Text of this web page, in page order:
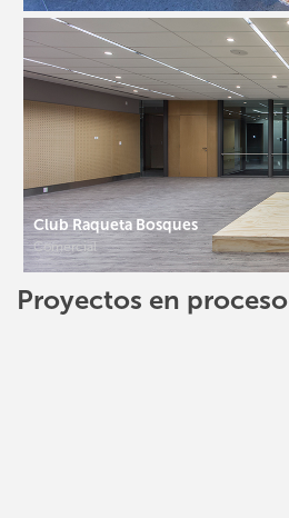
Club Raqueta Bosques
Comercial
Proyectos en proceso